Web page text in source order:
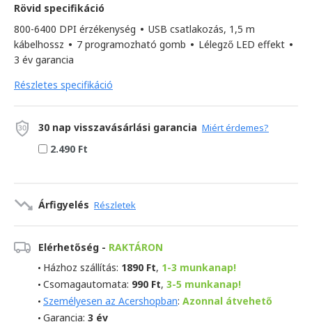
Rövid specifikáció
800-6400 DPI érzékenység • USB csatlakozás, 1,5 m
kábelhossz • 7 programozható gomb • Lélegző LED effekt •
3 év garancia
Részletes specifikáció
30 nap visszavásárlási garancia Miért érdemes?
2.490 Ft
Árfigyelés Részletek
Elérhetőség - RAKTÁRON
Házhoz szállítás: 1890 Ft, 1-3 munkanap!
Csomagautomata: 990 Ft, 3-5 munkanap!
Személyesen az Acershopban: Azonnal átvehető
Garancia: 3 év